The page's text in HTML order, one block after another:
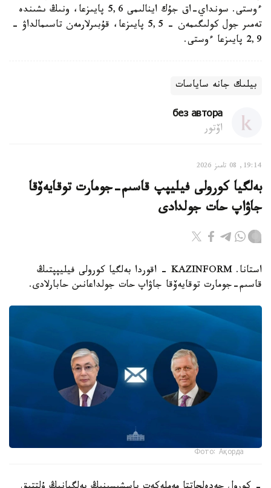
ءوستى. سونداي-اق جۇك اينالىمى 5,6 پايىزعا، ونىڭ ىشىندە
تەمىر جول كولىگىمەن - 5,5 پايىزعا، قۇبىرلارمەن تاسىمالداۋ -
2,9 پايىزعا ءوستى.
بيلىك جانە ساياسات
без автора
اۆتور
19:14, 08 تامىز 2026
بەلگيا كورولى فيليپپ قاسىم-جومارت توقايەۆقا
جاۋاپ حات جولدادى
استانا. KAZINFORM - اقوردا بەلگيا كورولى فيليپپتىڭ
قاسىم-جومارت توقايەۆقا جاۋاپ حات جولداعانىن حابارلادى.
Фото: Ақорда